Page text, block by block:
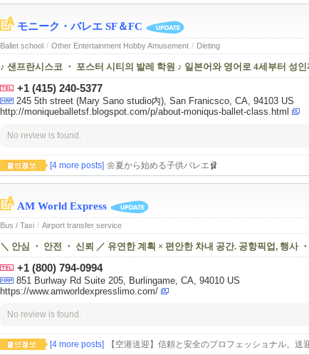
モニーク・バレエ SF＆FC
Ballet school / Other Entertainment Hobby Amusement / Dieting
♪ 샌프란시스코 ・ 포스터 시티의 발레 학원 ♪ 일본어와 영어로 4세부터 성
+1 (415) 240-5377
245 5th street (Mary Sano studio内), San Franicsco, CA, 94103 US
http://moniqueballetsf.blogspot.com/p/about-moniqus-ballet-class.html
No review is found.
[4 more posts] 🌼夏から始める子供バレエ🩰
AM World Express
Bus / Taxi / Airport transfer service
＼ 안심 ・ 안전 ・ 신뢰 ／ 유연한 계획 × 편안한 차내 공간. 공항픽업, 행사
+1 (800) 794-0994
851 Burlway Rd Suite 205, Burlingame, CA, 94010 US
https://www.amworldexpresslimo.com/
No review is found.
[4 more posts] 【空港送迎】信頼と安全のプロフェッショナル。送